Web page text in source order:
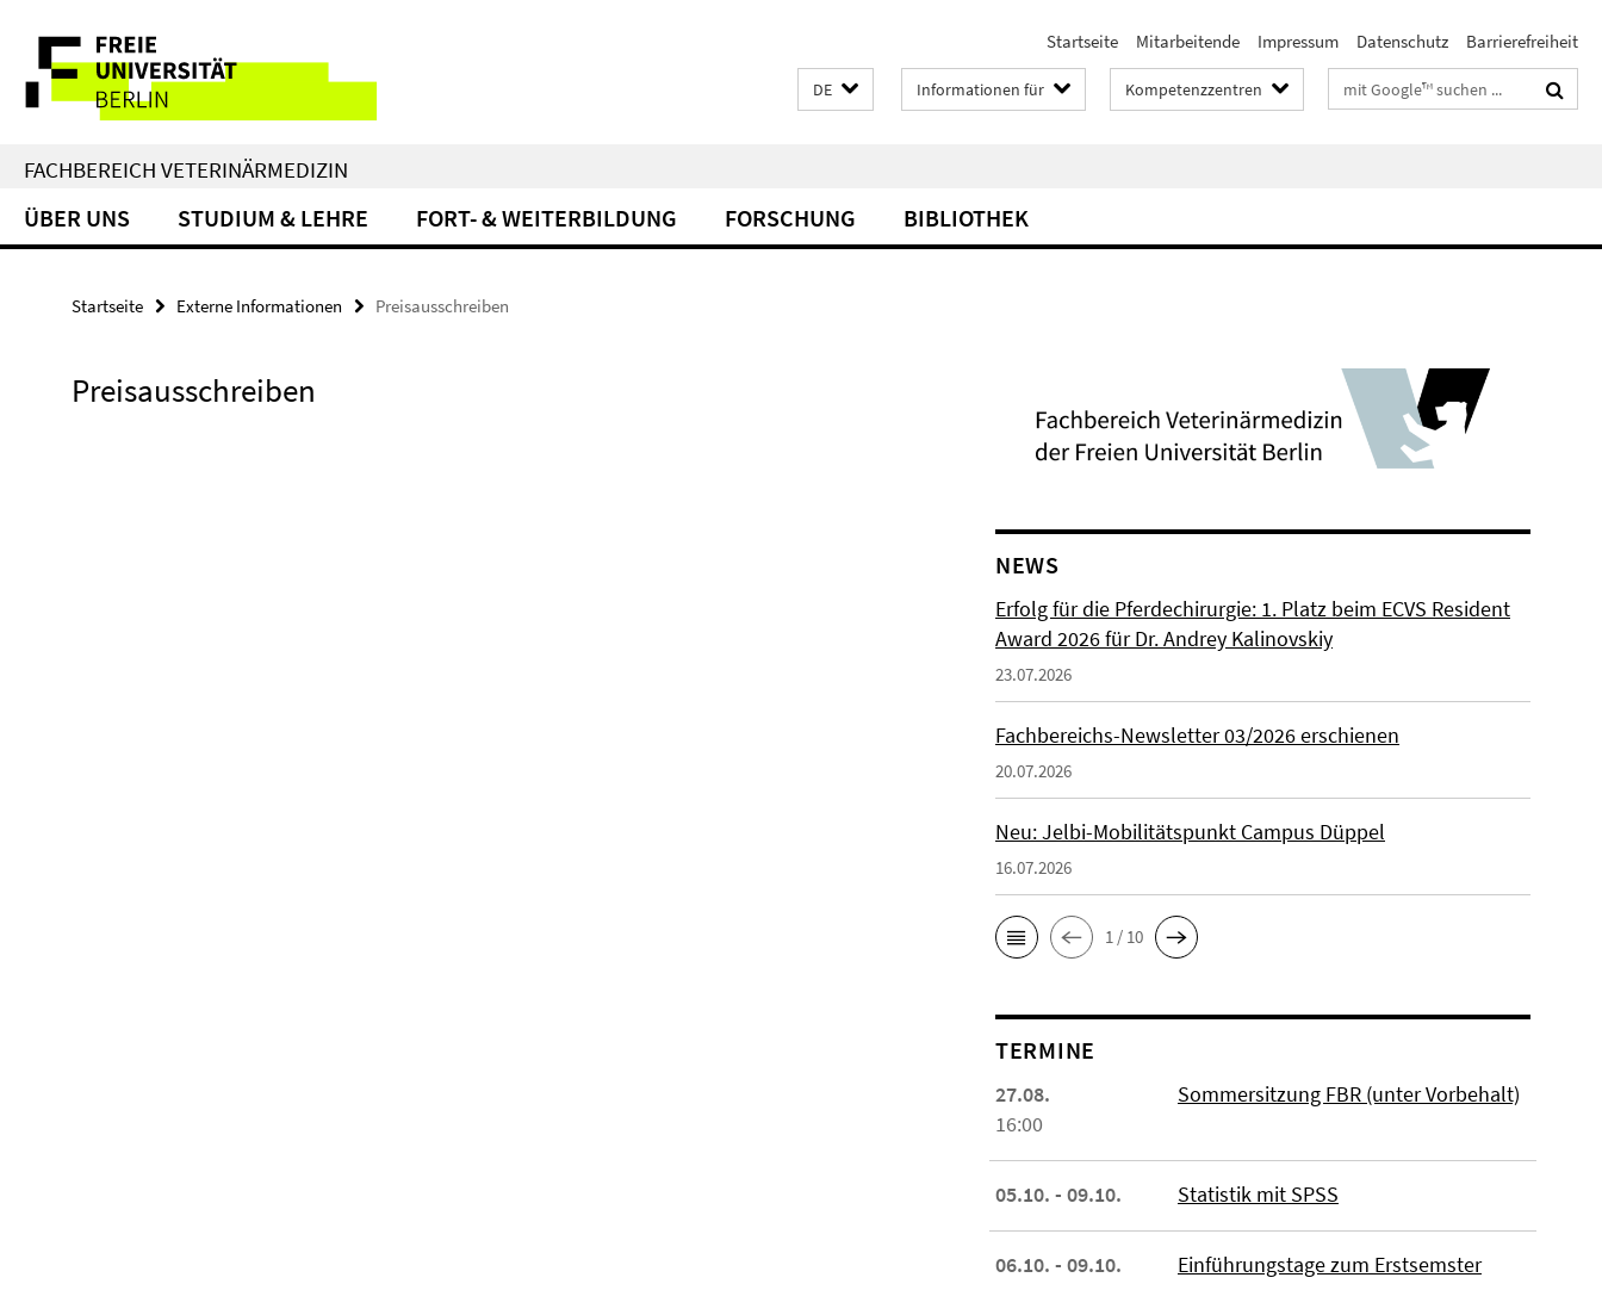
direkt
Inhalt
Service-
Navigation
Startseite Mitarbeitende Impressum Datenschutz Barrierefreiheit
DE Informationen für Kompetenzzentren Suchbegriffe
FACHBEREICH VETERINÄRMEDIZIN
ÜBER UNS STUDIUM & LEHRE FORT- & WEITERBILDUNG FORSCHUNG BIBLIOTHEK
Startseite Externe Informationen Preisausschreiben
Preisausschreiben
NEWS
Erfolg für die Pferdechirurgie: 1. Platz beim ECVS Resident
Award 2026 für Dr. Andrey Kalinovskiy
23.07.2026
Fachbereichs-Newsletter 03/2026 erschienen
20.07.2026
Neu: Jelbi-Mobilitätspunkt Campus Düppel
16.07.2026
1 / 10
TERMINE
27.08.
16:00
Sommersitzung FBR (unter Vorbehalt)
05.10. - 09.10. Statistik mit SPSS
06.10. - 09.10. Einführungstage zum Erstsemster